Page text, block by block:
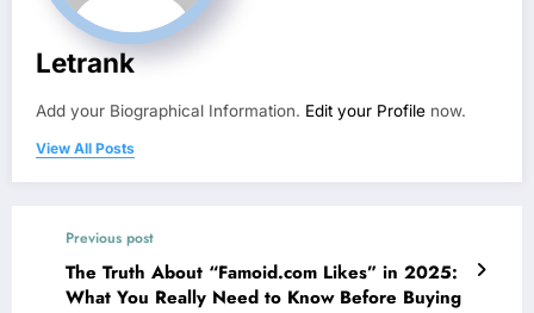
Letrank
Add your Biographical Information. Edit your Profile now.
View All Posts
Previous post
The Truth About “Famoid.com Likes” in 2025:
What You Really Need to Know Before Buying